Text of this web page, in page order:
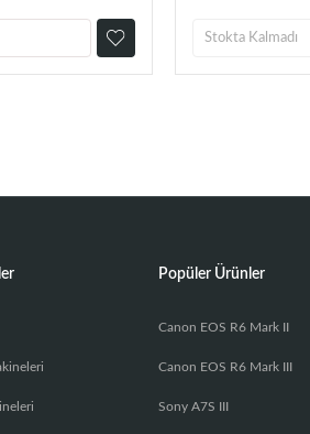
Stokta Kalmadı
Popüler Ürünler
Canon EOS R6 Mark II
Canon EOS R6 Mark III
Sony A7S III